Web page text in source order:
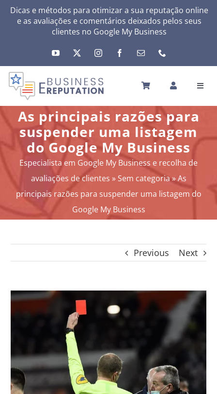
SkipDicas e métodos para otimizar a sua reputação online
e as avaliações e comentários deixados pelos seus
clientes no Google My Business
INÍCIO
A SUA REPUTAÇÃO
A SUA ATIVIDADE
MEUS SERVIÇOS
OUTRAS SOLUÇÕES
NEWS
SOBRE
CAIXA
A MINHA CONTA
FOR:
As principais razões para
suspender uma listagem
do Google My Business
Especialista em Google My Business e recolha de
avaliações de clientes » Sem categoria»As
principais razões para suspender uma listagem do
Google My Business
Previous Next
View
Larger